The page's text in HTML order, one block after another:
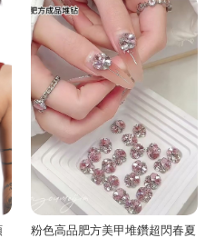
粉色高品肥方美甲堆鑽超閃春夏